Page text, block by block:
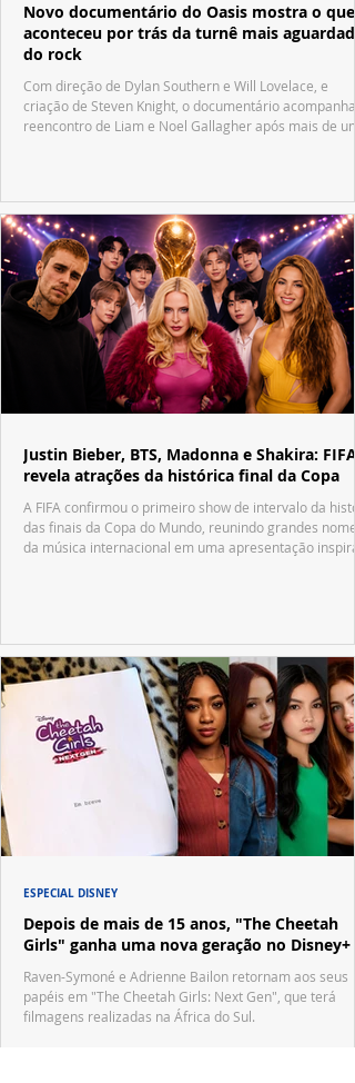
Novo documentário do Oasis mostra o que
aconteceu por trás da turnê mais aguardada
do rock
Com direção de Dylan Southern e Will Lovelace, e
criação de Steven Knight, o documentário acompanha
reencontro de Liam e Noel Gallagher após mais de
Justin Bieber, BTS, Madonna e Shakira: FIFA
revela atrações da histórica final da Copa
A FIFA confirmou o primeiro show de intervalo da
das finais da Copa do Mundo, reunindo grandes nomes
da música internacional em uma apresentação
Depois de mais de 15 anos, "The Cheetah
Girls" ganha uma nova geração no Disney+
Raven-Symoné e Adrienne Bailon retornam aos seus
papéis em "The Cheetah Girls: Next Gen", que terá
filmagens realizadas na África do Sul.
ESPECIAL DISNEY